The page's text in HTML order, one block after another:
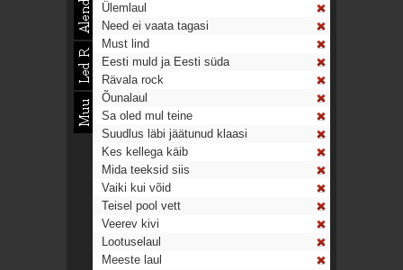
Ülemlaul
Need ei vaata tagasi
Must lind
Eesti muld ja Eesti süda
Rävala rock
Õunalaul
Sa oled mul teine
Suudlus läbi jäätunud klaasi
Kes kellega käib
Mida teeksid siis
Vaiki kui võid
Teisel pool vett
Veerev kivi
Lootuselaul
Meeste laul